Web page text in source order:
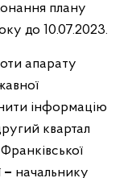
плану
до 10.07.2023.
апарату
інформацію
квартал
– начальнику